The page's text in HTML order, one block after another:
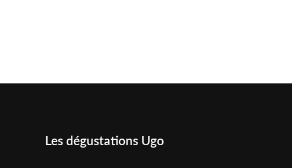
Les dégustations Ugo